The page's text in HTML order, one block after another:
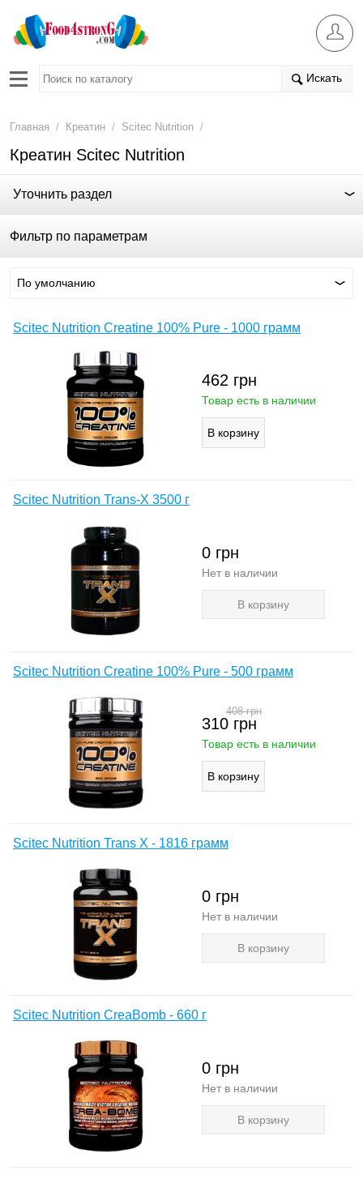
Искать
Главная / Креатин / Scitec Nutrition /
Креатин Scitec Nutrition
Уточнить раздел
Фильтр по параметрам
По умолчанию
Scitec Nutrition Creatine 100% Pure - 1000 грамм
462 грн
Товар есть в наличии
Scitec Nutrition Trans-X 3500 г
0 грн
Нет в наличии
В корзину
Scitec Nutrition Creatine 100% Pure - 500 грамм
310 грн
408грн
Товар есть в наличии
Scitec Nutrition Trans X - 1816 грамм
0 грн
Нет в наличии
В корзину
Scitec Nutrition CreaBomb - 660 г
0 грн
Нет в наличии
В корзину